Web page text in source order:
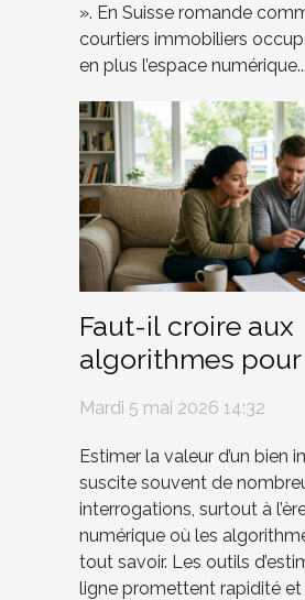
». En Suisse romande
courtiers immobiliers
en plus l’espace numérique...
Faut-il croire aux
algorithmes
sa maison ?
Mardi 5 mai 2026 14:32
Estimer la valeur d’un bien
suscite souvent de
interrogations, surtout à
numérique où les
tout savoir. Les outils
ligne promettent rapidité et